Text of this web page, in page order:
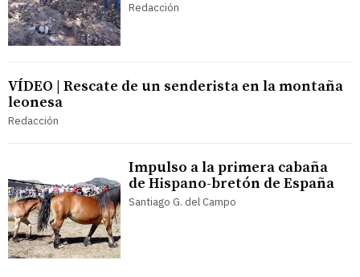
Redacción
VÍDEO | Rescate de un senderista en la montaña
leonesa
Redacción
Impulso a la primera cabaña
de Hispano-bretón de España
Santiago G. del Campo